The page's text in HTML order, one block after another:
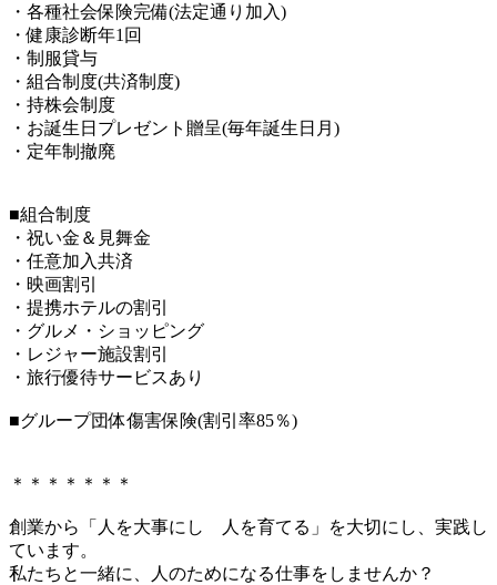
・各種社会保険完備(法定通り加入)
・健康診断年1回
・制服貸与
・組合制度(共済制度)
・持株会制度
・お誕生日プレゼント贈呈(毎年誕生日月)
・定年制撤廃
■組合制度
・祝い金＆見舞金
・任意加入共済
・映画割引
・提携ホテルの割引
・グルメ・ショッピング
・レジャー施設割引
・旅行優待サービスあり
■グループ団体傷害保険(割引率85％)
＊＊＊＊＊＊＊
創業から「人を大事にし 人を育てる」を大切にし、実践し
ています。
私たちと一緒に、人のためになる仕事をしませんか？